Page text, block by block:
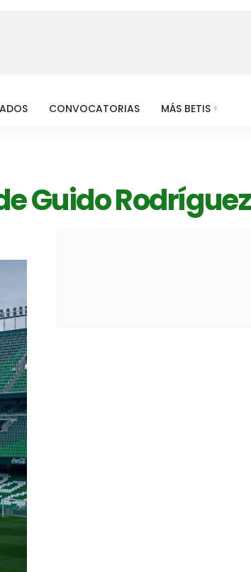
CONVOCATORIAS MÁS BETIS
Guido Rodríguez